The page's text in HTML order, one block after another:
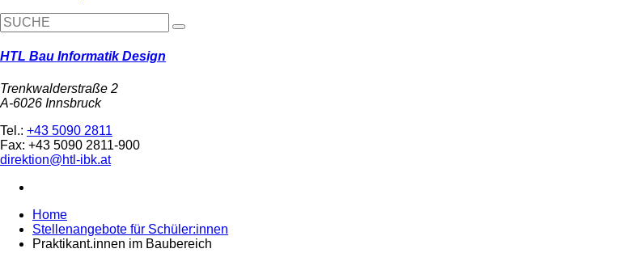
HTL Bau Informatik Design
Trenkwalderstraße 2
A-6026 Innsbruck
Tel.: +43 5090 2811
Fax: +43 5090 2811-900
direktion@htl-ibk.at
Home
Stellenangebote für Schüler:innen
Praktikant.innen im Baubereich